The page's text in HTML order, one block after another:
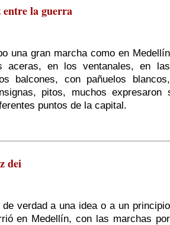
entre la guerra
una gran marcha como en Medellín
aceras, en los ventanales, en las
balcones, con pañuelos blancos,
pitos, muchos
puntos de la capital.
dei
de verdad a una idea o a un principio
en Medellín, con las marchas por